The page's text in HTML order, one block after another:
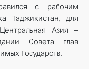
с рабочим
Таджикистан, для
Азия –
Совета глав
Государств.